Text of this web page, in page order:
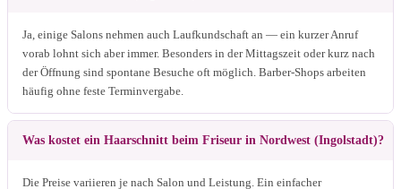
Ja, einige Salons nehmen auch Laufkundschaft an — ein kurzer Anruf
vorab lohnt sich aber immer. Besonders in der Mittagszeit oder kurz nach
der Öffnung sind spontane Besuche oft möglich. Barber-Shops arbeiten
häufig ohne feste Terminvergabe.
Was kostet ein Haarschnitt beim Friseur in Nordwest (Ingolstadt)?
Die Preise variieren je nach Salon und Leistung. Ein einfacher